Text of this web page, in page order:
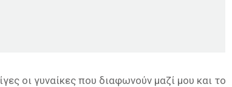
οι γυναίκες που διαφωνούν μαζί μου και το